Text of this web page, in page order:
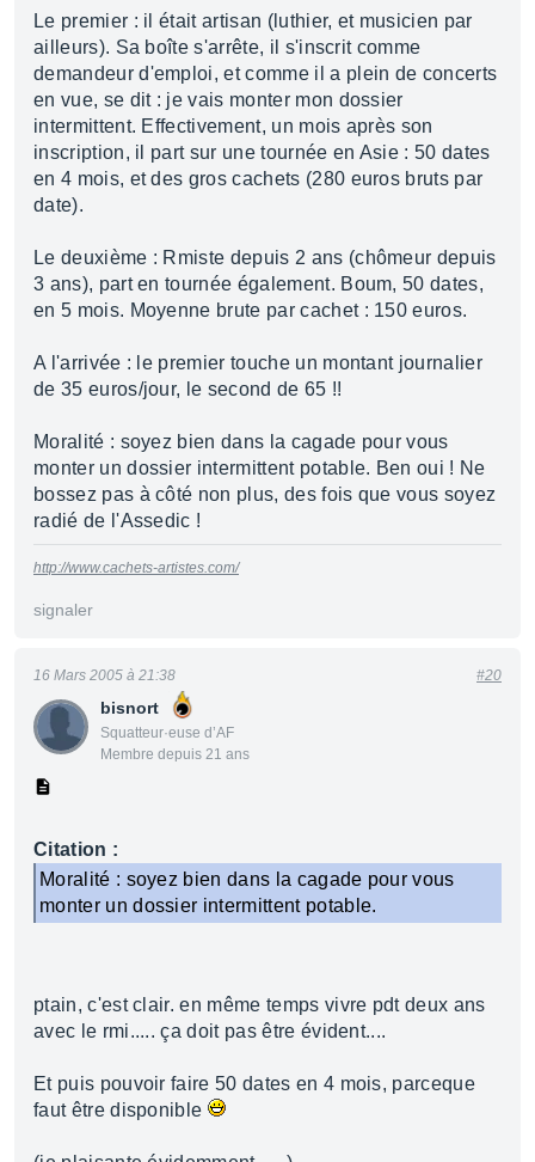
Le premier : il était artisan (luthier, et musicien par
ailleurs). Sa boîte s'arrête, il s'inscrit comme
demandeur d'emploi, et comme il a plein de concerts
en vue, se dit : je vais monter mon dossier
intermittent. Effectivement, un mois après son
inscription, il part sur une tournée en Asie : 50 dates
en 4 mois, et des gros cachets (280 euros bruts par
date).
Le deuxième : Rmiste depuis 2 ans (chômeur depuis
3 ans), part en tournée également. Boum, 50 dates,
en 5 mois. Moyenne brute par cachet : 150 euros.
A l'arrivée : le premier touche un montant journalier
de 35 euros/jour, le second de 65 !!
Moralité : soyez bien dans la cagade pour vous
monter un dossier intermittent potable. Ben oui ! Ne
bossez pas à côté non plus, des fois que vous soyez
radié de l'Assedic !
http://www.cachets-artistes.com/
signaler
bisnort
Squatteur·euse d’AF
Membre depuis 21 ans
16 Mars 2005 à 21:38 #20
Citation :
Moralité : soyez bien dans la cagade pour vous
monter un dossier intermittent potable.
ptain, c'est clair. en même temps vivre pdt deux ans
avec le rmi..... ça doit pas être évident....
Et puis pouvoir faire 50 dates en 4 mois, parceque
faut être disponible